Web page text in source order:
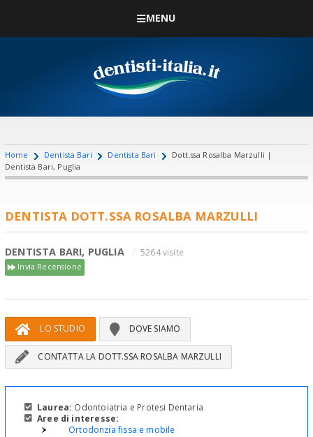
MENU
Home Dentista Bari Dentista Bari
Dott.ssa Rosalba Marzulli |
Dentista Bari, Puglia
DENTISTA DOTT.SSA ROSALBA MARZULLI
DENTISTA BARI, PUGLIA 5264 visite
Invia Recensione
LO STUDIO DOVE SIAMO
CONTATTA LA DOTT.SSA ROSALBA MARZULLI
Laurea: Odontoiatria e Protesi Dentaria
Aree di interesse:
Ortodonzia fissa e mobile